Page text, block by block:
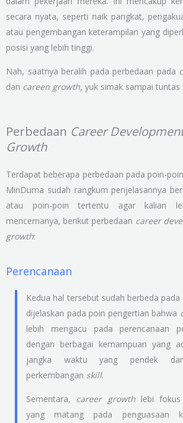
secara nyata, seperti naik pangkat,
atau pengembangan keterampilan yang
posisi yang lebih tinggi.
Nah, saatnya beralih pada perbedaan pada
dan careen growth, yuk simak sampai tuntas
Perbedaan Career
Growth
Terdapat beberapa perbedaan pada poin-
MinDuma sudah rangkum penjelasannya
atau poin-poin tertentu agar kalian
mencernanya, berikut perbedaan career
growth:
Perencanaan
Kedua hal tersebut sudah berbeda
dijelaskan pada poin pengertian bahwa
lebih mengacu pada perencanaan
dengan berbagai kemampuan yang
jangka waktu yang pendek
perkembangan skill.
Sementara, career growthlebi fokus
yang matang pada penguasaan